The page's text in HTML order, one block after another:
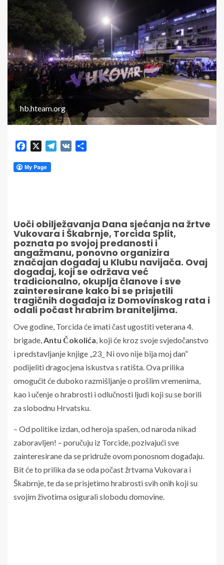
hb.hteam.org
Facebook Telegram
VK
Uoči obilježavanja Dana sjećanja na žrtve
Vukovara i Škabrnje, Torcida Split,
poznata po svojoj predanosti i
angažmanu, ponovno organizira
značajan događaj u Klubu navijača. Ovaj
događaj, koji se održava već
tradicionalno, okuplja članove i sve
zainteresirane kako bi se prisjetili
tragičnih događaja iz Domovinskog rata i
odali počast hrabrim braniteljima.
Ove godine, Torcida će imati čast ugostiti veterana 4.
brigade, Antu Čokolića , koji će kroz svoje svjedočanstvo
i predstavljanje knjige „23_ Ni ovo nije bija moj dan“
podijeliti dragocjena iskustva s ratišta. Ova prilika
omogućit će duboko razmišljanje o prošlim vremenima,
kao i učenje o hrabrosti i odlučnosti ljudi koji su se borili
za slobodnu Hrvatsku.
– Od politike izdan, od heroja spašen, od naroda nikad
zaboravljen! – poručuju iz Torcide, pozivajući sve
zainteresirane da se pridruže ovom ponosnom događaju.
Bit će to prilika da se oda počast žrtvama Vukovara i
Škabrnje, te da se prisjetimo hrabrosti svih onih koji su
svojim životima osigurali slobodu domovine.